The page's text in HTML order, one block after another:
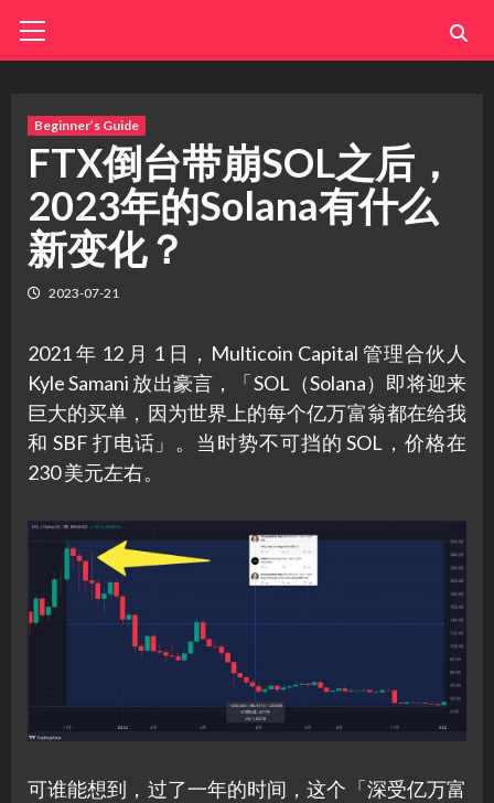
Menu
Beginner’s Guide
FTX倒台带崩SOL之后，
2023年的Solana有什么
新变化？
2023-07-21
2021 年 12 月 1 日，Multicoin Capital 管理合伙人
Kyle Samani 放出豪言，「SOL（Solana）即将迎来
巨大的买单，因为世界上的每个亿万富翁都在给我
和 SBF 打电话」。当时势不可挡的 SOL，价格在
230 美元左右。
可谁能想到，过了一年的时间，这个「深受亿万富